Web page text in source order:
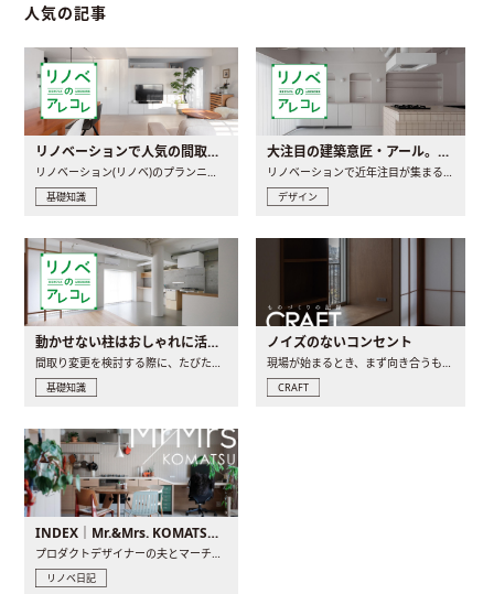
人気の記事
リノベーションで人気の間取りとは？トレンドの間取りと実例を徹底解説
基礎知識
大注目の建築意匠・アール。人気の理由と空間に取り入れるポイント
デザイン
動かせない柱はおしゃれに活用！柱を魅せるリノベーション(リノベ)4選
基礎知識
ノイズのないコンセント
CRAFT
INDEX｜Mr.&Mrs. KOMATSU renovation diary
リノベ日記